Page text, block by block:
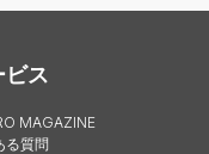
ビス
MAGAZINE
る質問